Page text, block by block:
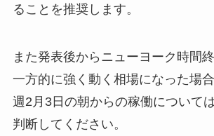
ることを推奨します。
また発表後からニューヨーク時間
一方的に強く動く相場になった場
週2月3日の朝からの稼働について
判断してください。